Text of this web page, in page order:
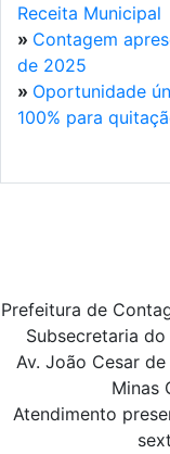
Receita Municipal
» Contagem
de 2025
» Oportunidade
100% para
Prefeitura de
Subsecretaria
Av. João Cesar
Minas
Atendimento